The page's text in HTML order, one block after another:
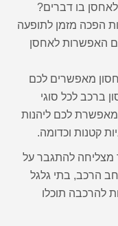
לאחסן בו דברים?
הפכה מזמן לתופעה
האפשרות לאחסן
מאפשרים לכם
ברכב לכל סוגי
מאפשרת לכם ליהנות
קטנות וכדומה.
מצליחה להתגבר על
הרכב, בתי גלגל
להרכבה תוכלו